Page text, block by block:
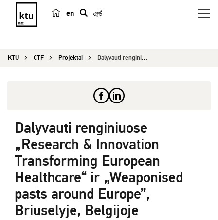
en
e
KTU CTF Projektai Dalyvauti renginiuose „Research & Innovation...
Dalyvauti renginiuose
„Research & Innovation
Transforming European
Healthcare“ ir „Weaponised
pasts around Europe”,
Briuselyje, Belgijoje